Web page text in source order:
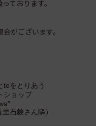
ております。
がございます。
teをとりあう
ショップ
里石鹸さん隣）